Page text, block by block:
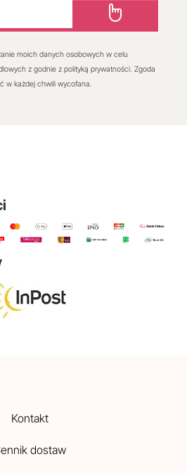
moich danych osobowych w celu
z godnie z polityką prywatności. Zgoda
w każdej chwili wycofana.
Kontakt
dostaw